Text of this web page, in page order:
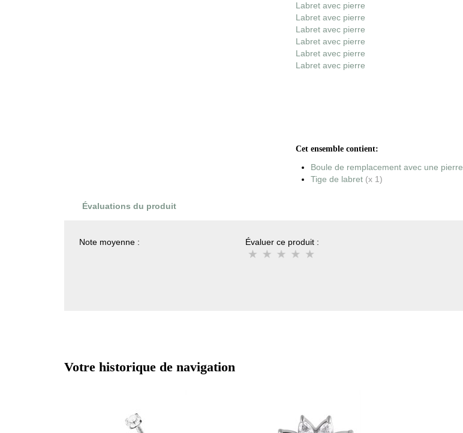
Labret avec pierre
Labret avec pierre
Labret avec pierre
Labret avec pierre
Labret avec pierre
Labret avec pierre
Cet ensemble contient:
Boule de remplacement avec une pierre
Tige de labret (x 1)
Évaluations du produit
Note moyenne : Évaluer ce produit :
Votre historique de navigation